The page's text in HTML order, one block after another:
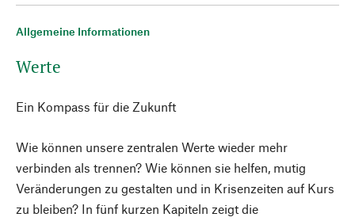
Allgemeine Informationen
Werte
Ein Kompass für die Zukunft
Wie können unsere zentralen Werte wieder mehr
verbinden als trennen? Wie können sie helfen, mutig
Veränderungen zu gestalten und in Krisenzeiten auf Kurs
zu bleiben? In fünf kurzen Kapiteln zeigt die